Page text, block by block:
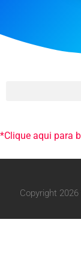
*Clique aqui para
Copyright